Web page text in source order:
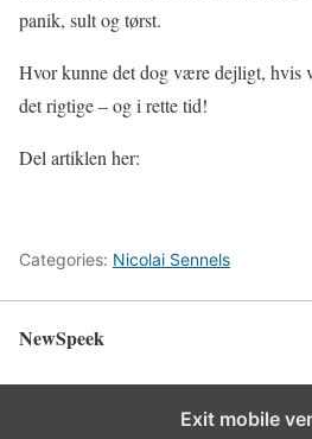
panik, sult og tørst.
Hvor kunne det dog være dejligt, hvis
det rigtige – og i rette tid!
Del artiklen her:
Categories: Nicolai Sennels
NewSpeek
Exit mobile